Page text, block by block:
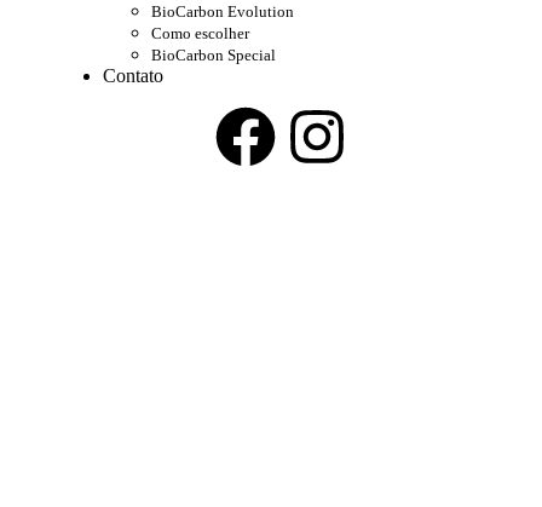
BioCarbon Evolution
Como escolher
BioCarbon Special
Contato